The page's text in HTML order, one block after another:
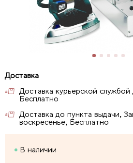
Доставка курьерской
Бесплатно
Доставка до пункта выдачи,
воскресенье, Бесплатно
В наличии